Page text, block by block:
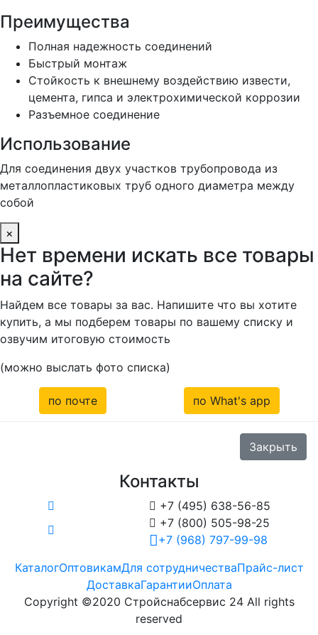
Преимущества
Полная надежность соединений
Быстрый монтаж
Стойкость к внешнему воздействию извести,
цемента, гипса и электрохимической коррозии
Разъемное соединение
Использование
Для соединения двух участков трубопровода из
металлопластиковых труб одного диаметра между
собой
×
Нет времени искать все товары
на сайте?
Найдем все товары за вас. Напишите что вы хотите
купить, а мы подберем товары по вашему списку и
озвучим итоговую стоимость
(можно выслать фото списка)
по почте по What's app
Закрыть
Контакты
 +7 (495) 638-56-85
 +7 (800) 505-98-25
+7 (968) 797-99-98
КаталогОптовикамДля сотрудничестваПрайс-лист
ДоставкаГарантииОплата
Copyright ©2020 Стройснабсервис 24 All rights
reserved